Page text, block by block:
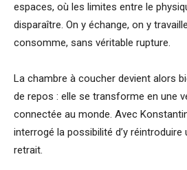
espaces, où les limites entre le
disparaître. On y échange, on y
consomme, sans véritable rupture.
La chambre à coucher devient alors
de repos : elle se transforme en une
connectée au monde. Avec
interrogé la possibilité d’y réintroduire
retrait.